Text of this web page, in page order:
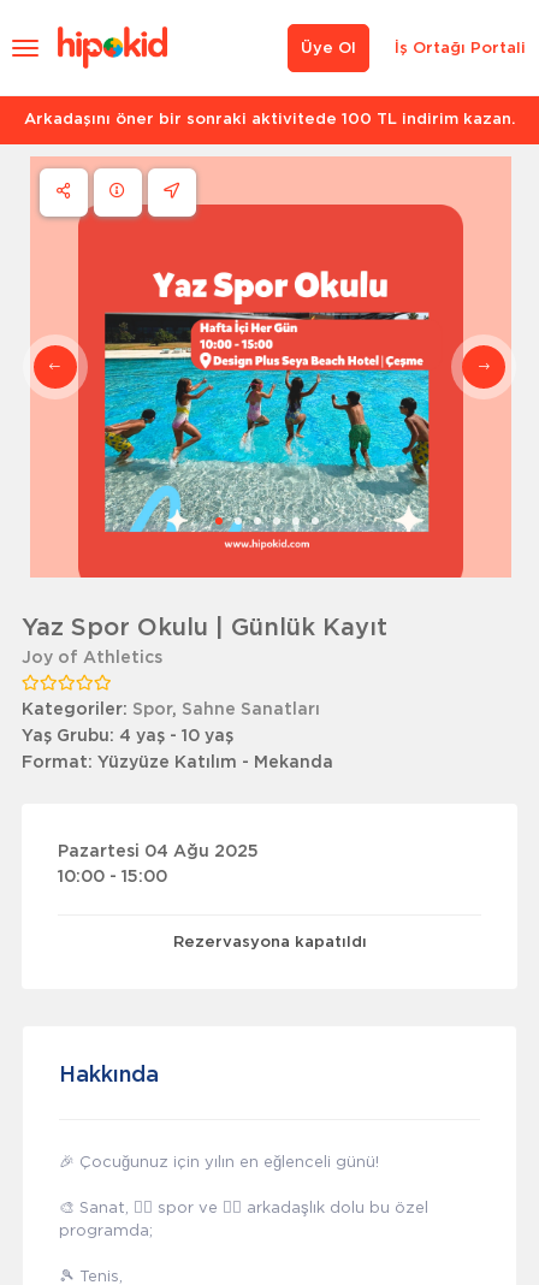
İş Ortağı Portali
Üye Ol
Arkadaşını öner bir sonraki aktivitede 100 TL indirim kazan.
Yaz Spor Okulu | Günlük Kayıt
Joy of Athletics
Kategoriler: Spor, Sahne Sanatları
Yaş Grubu: 4 yaş - 10 yaş
Format: Yüzyüze Katılım - Mekanda
Pazartesi 04 Ağu 2025
10:00 - 15:00
Rezervasyona kapatıldı
Hakkında
🎉 Çocuğunuz için yılın en eğlenceli günü!
🎨 Sanat, 🤸‍♂️ spor ve 👯‍♀️ arkadaşlık dolu bu özel
programda;
🎾 Tenis,